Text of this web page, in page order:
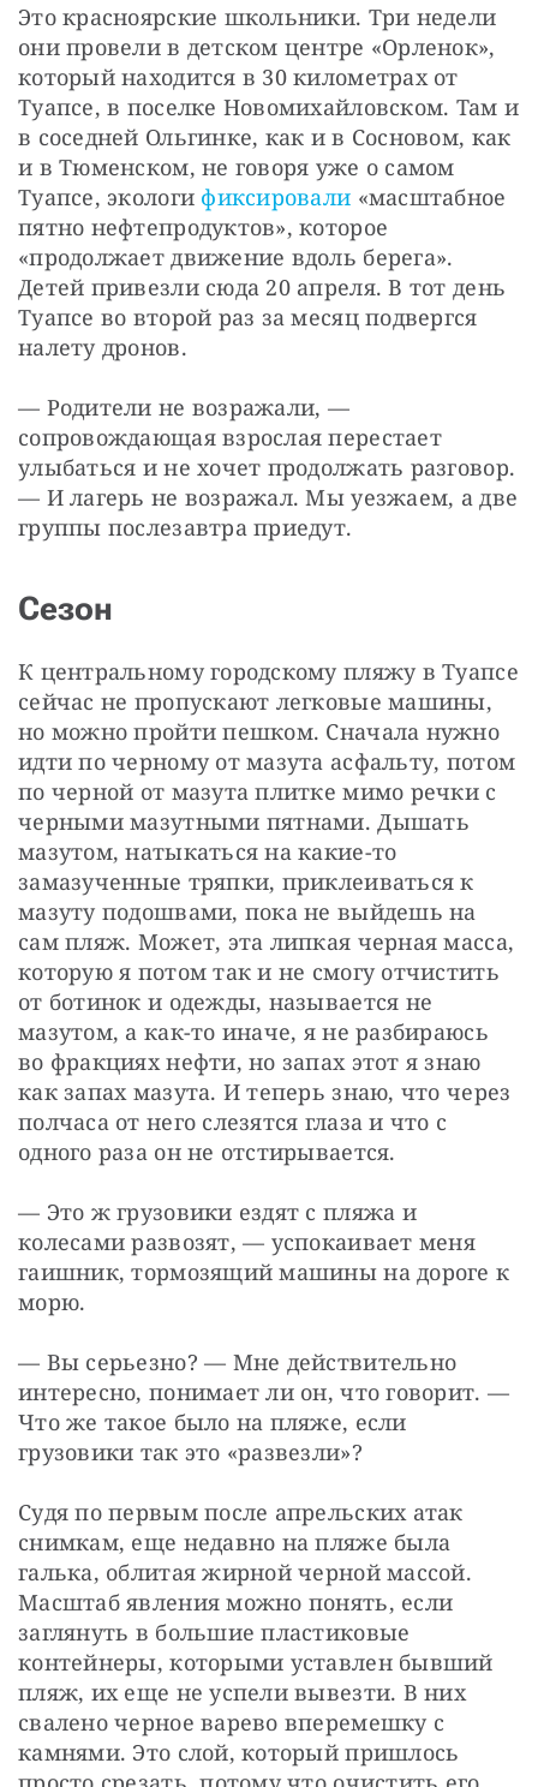
Это красноярские школьники. Три недели
они провели в детском центре «Орленок»,
который находится в 30 километрах от
Туапсе, в поселке Новомихайловском. Там и
в соседней Ольгинке, как и в Сосновом, как
и в Тюменском, не говоря уже о самом
Туапсе, экологи фиксировали «масштабное
пятно нефтепродуктов», которое
«продолжает движение вдоль берега».
Детей привезли сюда 20 апреля. В тот день
Туапсе во второй раз за месяц подвергся
налету дронов.
— Родители не возражали, —
сопровождающая взрослая перестает
улыбаться и не хочет продолжать разговор.
— И лагерь не возражал. Мы уезжаем, а две
группы послезавтра приедут.
Сезон
К центральному городскому пляжу в Туапсе
сейчас не пропускают легковые машины,
но можно пройти пешком. Сначала нужно
идти по черному от мазута асфальту, потом
по черной от мазута плитке мимо речки с
черными мазутными пятнами. Дышать
мазутом, натыкаться на какие-то
замазученные тряпки, приклеиваться к
мазуту подошвами, пока не выйдешь на
сам пляж. Может, эта липкая черная масса,
которую я потом так и не смогу отчистить
от ботинок и одежды, называется не
мазутом, а как-то иначе, я не разбираюсь
во фракциях нефти, но запах этот я знаю
как запах мазута. И теперь знаю, что через
полчаса от него слезятся глаза и что с
одного раза он не отстирывается.
— Это ж грузовики ездят с пляжа и
колесами развозят, — успокаивает меня
гаишник, тормозящий машины на дороге к
морю.
— Вы серьезно? — Мне действительно
интересно, понимает ли он, что говорит. —
Что же такое было на пляже, если
грузовики так это «развезли»?
Судя по первым после апрельских атак
снимкам, еще недавно на пляже была
галька, облитая жирной черной массой.
Масштаб явления можно понять, если
заглянуть в большие пластиковые
контейнеры, которыми уставлен бывший
пляж, их еще не успели вывезти. В них
свалено черное варево вперемешку с
камнями. Это слой, который пришлось